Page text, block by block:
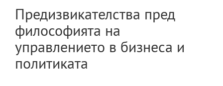
Предизвикателства пред
философията на
управлението в бизнеса и
политиката